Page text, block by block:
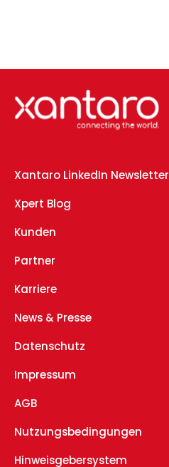
Xantaro LinkedIn Newsletter
Xpert Blog
Kunden
Partner
Karriere
News & Presse
Datenschutz
Impressum
AGB
Nutzungsbedingungen
Hinweisgebersystem